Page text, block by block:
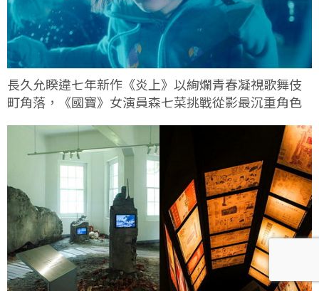
長久允睽違七年新作《炎上》以絢爛青春凝視歌舞伎
町角落，《國寶》女演員森七菜挑戰從影最沉重角色